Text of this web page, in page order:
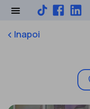
keyboard_arrow_leftInapoi